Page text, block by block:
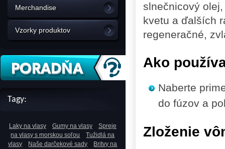
Merchandise
Vzorky produktov
Tagy:
Laky na vlasy Gumy na vlasy
Spreje
na vlasy s morskou soľou
Tužidlá na
vlasy
Naše darčekové sady
Britvy na
slnečnicový
kvetu a ďalších
regeneračné,
Ako
Naberte
do fúzov a
Zloženie